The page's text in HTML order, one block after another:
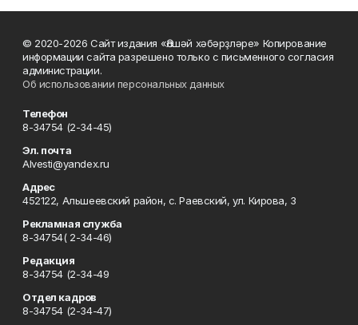
© 2020-2026 Сайт издания «Әлшәй хәбәрҙләре» Копирование
информации сайта разрешено только с письменного согласия
администрации.
Об использовании персональных данных
Телефон
8-34754 (2-34-45)
Эл. почта
Alvesti@yandex.ru
Адрес
452122, Альшеевский район, с. Раевский, ул. Кирова, 3
Рекламная служба
8-34754( 2-34-46)
Редакция
8-34754 (2-34-49
Отдел кадров
8-34754 (2-34-47)